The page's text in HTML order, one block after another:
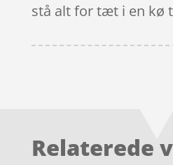
stå alt for tæt i en kø
Relaterede